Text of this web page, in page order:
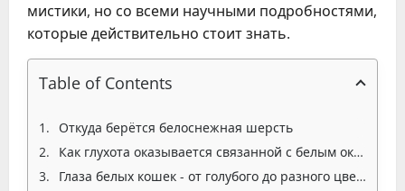
мистики, но со всеми научными подробностями,
которые действительно стоит знать.
Table of Contents
Откуда берётся белоснежная шерсть
Как глухота оказывается связанной с белым окрасом
Глаза белых кошек - от голубого до разного цвета